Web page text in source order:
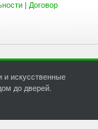
| Договор
и искусственные
до дверей.